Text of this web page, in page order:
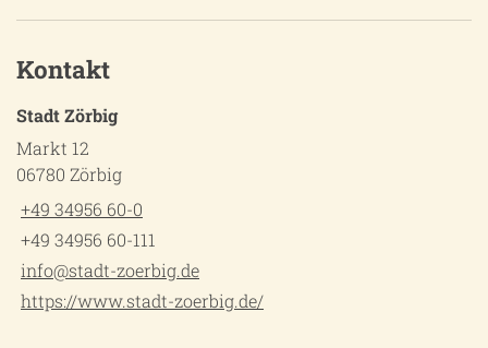
Kontakt
Stadt Zörbig
Markt 12
06780 Zörbig
+49 34956 60-0
+49 34956 60-111
info@stadt-zoerbig.de
https://www.stadt-zoerbig.de/